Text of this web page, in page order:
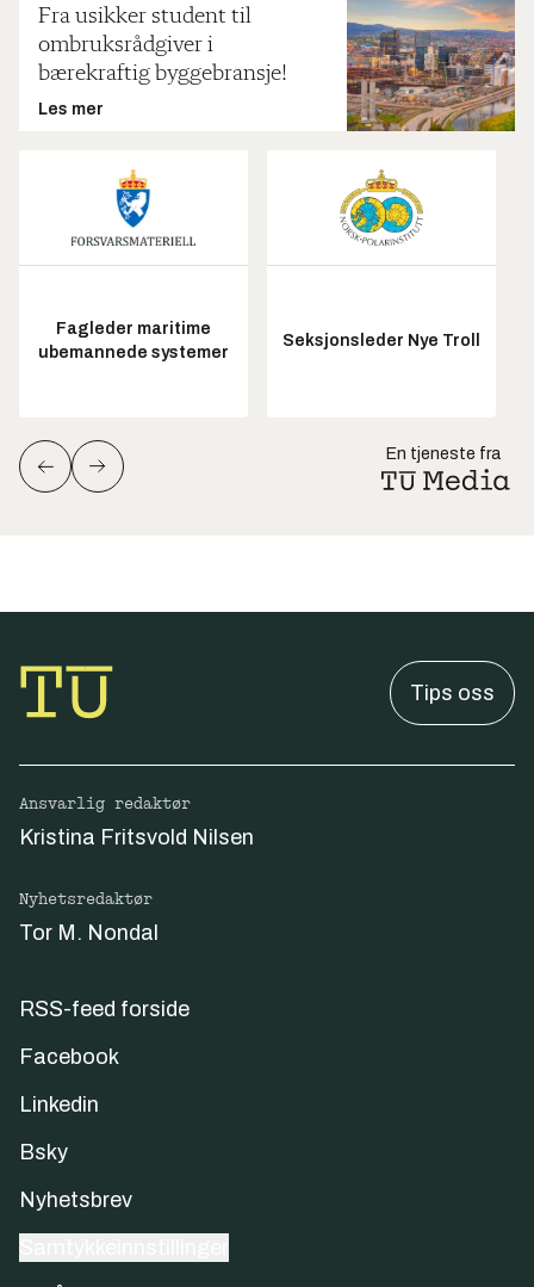
Fra usikker student til
ombruksrådgiver i
bærekraftig byggebransje!
Les mer
Fagleder maritime
ubemannede systemer
Seksjonsleder Nye Troll
En tjeneste fra
Tips oss
Ansvarlig redaktør
Kristina Fritsvold Nilsen
Nyhetsredaktør
Tor M. Nondal
RSS-feed forside
Facebook
Linkedin
Bsky
Nyhetsbrev